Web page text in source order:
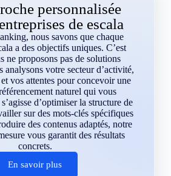
personnalisée
de escala
nous savons que chaque
a des objectifs uniques. C’est
ne proposons pas de solutions
analysons votre secteur d’activité,
vos attentes pour concevoir une
naturel qui vous
d’optimiser la structure de
sur des mots-clés spécifiques
des contenus adaptés, notre
vous garantit des résultats
concrets.
En savoir plus